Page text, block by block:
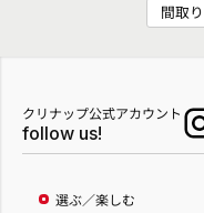
間取
クリナップ公式アカウント
follow us!
選ぶ／楽しむ